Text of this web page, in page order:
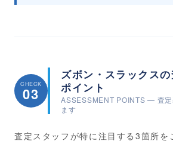
CHECK
03
ズボン・スラックス
ポイント
ASSESSMENT POINTS — 査定
ます
査定スタッフが特に注目する3箇所を